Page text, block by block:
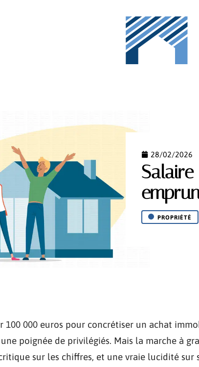
28/02/2026
PROPRIÉTÉ
100 000 euros pour concrétiser un achat
poignée de privilégiés. Mais la marche à
sur les chiffres, et une vraie lucidité sur